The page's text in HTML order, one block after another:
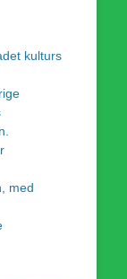
kulturs
med